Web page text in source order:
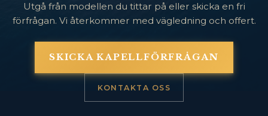
Utgå från modellen du tittar på eller skicka en fri
förfrågan. Vi återkommer med vägledning och offert.
SKICKA KAPELLFÖRFRÅGAN
KONTAKTA OSS